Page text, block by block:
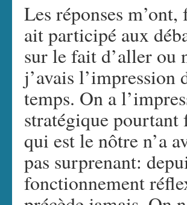
Les réponses
ait participé aux
sur le fait d’aller ou
j’avais
temps. On a
stratégique
qui est le nôtre n’a
pas surprenant:
fonctionnement